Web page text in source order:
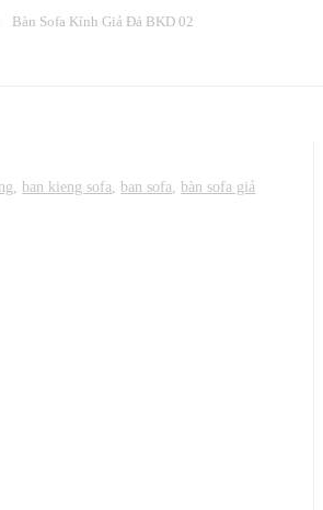
Bàn Sofa Kính Giả Đá BKD 02
,ban kieng sofa,ban sofa,bàn sofa giả